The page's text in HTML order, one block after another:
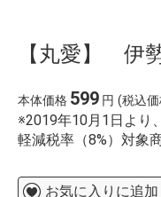
【丸愛】 伊
本体価格 599 円 (税込
※2019年10月1日より
軽減税率（8%）対象
お気に入りに追加